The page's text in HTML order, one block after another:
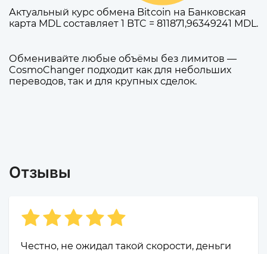
Актуальный курс обмена Bitcoin на Банковская
карта MDL составляет 1 BTC = 811871,96349241 MDL.
Обменивайте любые объёмы без лимитов —
CosmoChanger подходит как для небольших
переводов, так и для крупных сделок.
Отзывы
Честно, не ожидал такой скорости, деньги